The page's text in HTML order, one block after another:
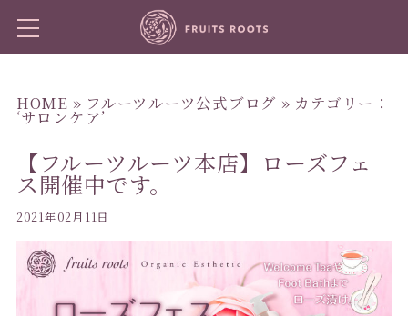
HOME » フルーツルーツ公式ブログ » カテゴリー：
‘サロンケア’
【フルーツルーツ本店】ローズフェ
ス開催中です。
2021年02月11日